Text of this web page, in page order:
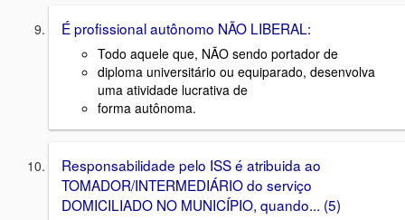
É profissional autônomo NÃO LIBERAL:
Todo aquele que, NÃO sendo portador de
diploma universitário ou equiparado, desenvolva
uma atividade lucrativa de
forma autônoma.
Responsabilidade pelo ISS é atribuida ao
TOMADOR/INTERMEDIÁRIO do serviço
DOMICILIADO NO MUNICÍPIO, quando... (5)